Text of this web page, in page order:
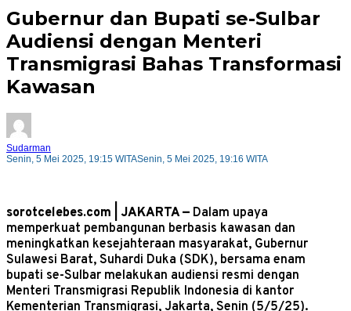
Gubernur dan Bupati se-Sulbar
Audiensi dengan Menteri
Transmigrasi Bahas Transformasi
Kawasan
Sudarman
Senin, 5 Mei 2025, 19:15 WITASenin, 5 Mei 2025, 19:16 WITA
sorotcelebes.com | JAKARTA — Dalam upaya
memperkuat pembangunan berbasis kawasan dan
meningkatkan kesejahteraan masyarakat, Gubernur
Sulawesi Barat, Suhardi Duka (SDK), bersama enam
bupati se-Sulbar melakukan audiensi resmi dengan
Menteri Transmigrasi Republik Indonesia di kantor
Kementerian Transmigrasi, Jakarta, Senin (5/5/25).